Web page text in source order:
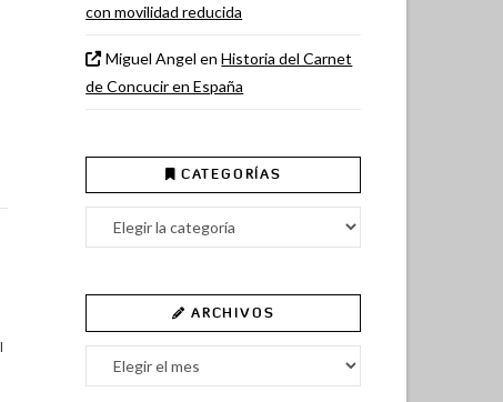
con movilidad reducida
Miguel Angel enHistoria del Carnet
de Concucir en España
CATEGORÍAS
Categorías
ARCHIVOS
Archivos